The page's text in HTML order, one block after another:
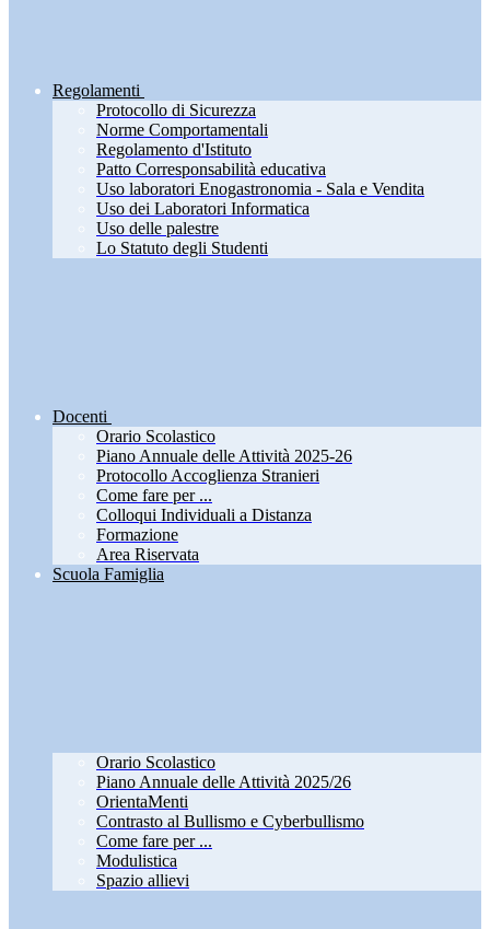
Regolamenti
Protocollo di Sicurezza
Norme Comportamentali
Regolamento d'Istituto
Patto Corresponsabilità educativa
Uso laboratori Enogastronomia - Sala e Vendita
Uso dei Laboratori Informatica
Uso delle palestre
Lo Statuto degli Studenti
Docenti
Orario Scolastico
Piano Annuale delle Attività 2025-26
Protocollo Accoglienza Stranieri
Come fare per ...
Colloqui Individuali a Distanza
Formazione
Area Riservata
Scuola Famiglia
Orario Scolastico
Piano Annuale delle Attività 2025/26
OrientaMenti
Contrasto al Bullismo e Cyberbullismo
Come fare per ...
Modulistica
Spazio allievi